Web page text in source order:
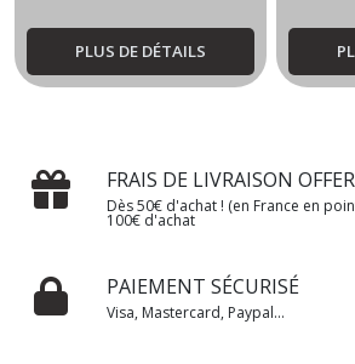
PLUS DE DÉTAILS
FRAIS DE LIVRAISON
Dès 50€ d'achat ! (en France en
100€ d'achat
PAIEMENT SÉCURISÉ
Visa, Mastercard, Paypal...